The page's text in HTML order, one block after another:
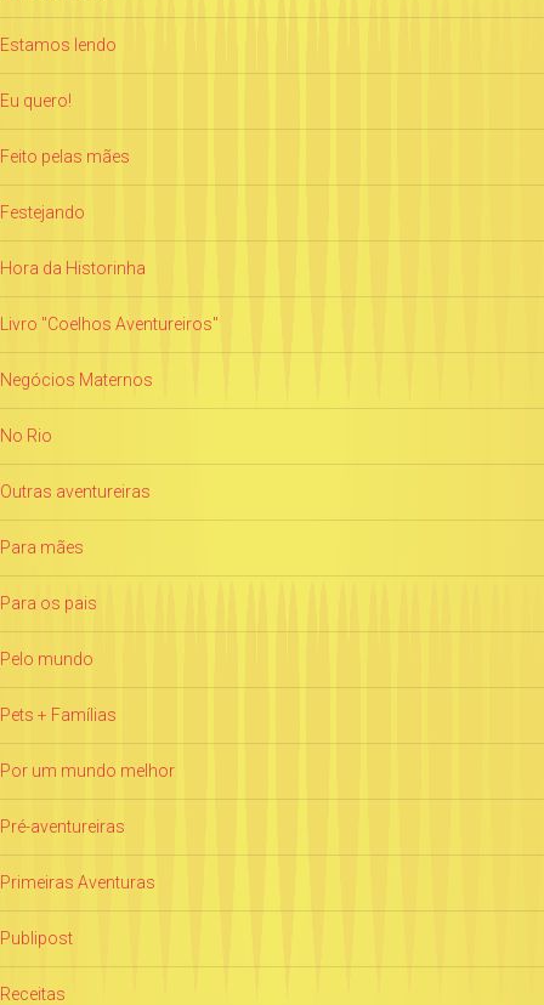
Estamos lendo
Eu quero!
Feito pelas mães
Festejando
Hora da Historinha
Livro "Coelhos Aventureiros"
Negócios Maternos
No Rio
Outras aventureiras
Para mães
Para os pais
Pelo mundo
Pets + Famílias
Por um mundo melhor
Pré-aventureiras
Primeiras Aventuras
Publipost
Receitas